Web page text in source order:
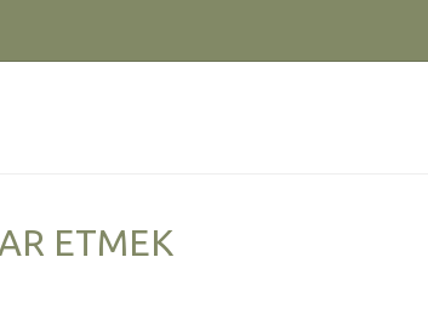
ETMEK